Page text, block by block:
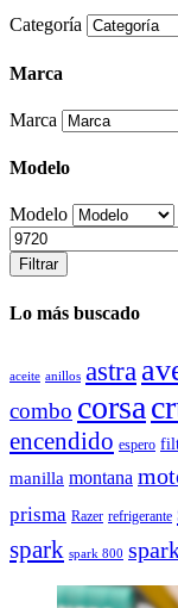
Categoría
Marca
Marca
Modelo
Modelo
Filtrar
Lo más buscado
aceite anillos astra
combo corsa
encendido espero
manilla montana
prisma Razer refrigerante
spark spark 800